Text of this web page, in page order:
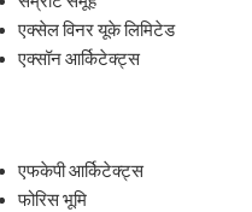
एक्सेल विनर यूके लिमिटेड
एक्सॉन आर्किटेक्ट्स
एफकेपी आर्किटेक्ट्स
फोरिस भूमि